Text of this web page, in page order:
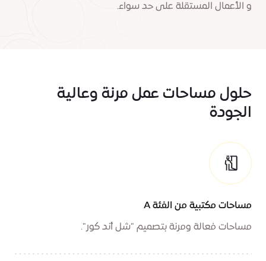
و الأعمال المستقلة على حد سواء.
حلول مساحات عمل مرنة وعالية
الجودة
مساحات مكتبية من الفئة A
مساحات فعالة ومرنة بتصميم "شل أند كور".